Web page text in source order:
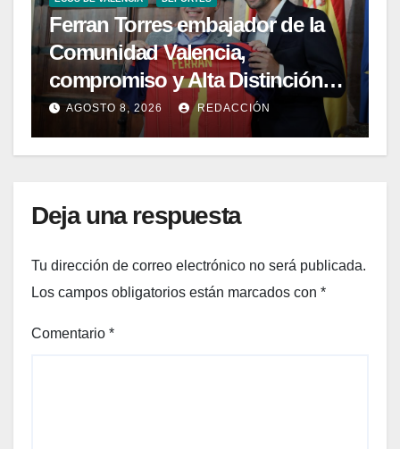
Ferran Torres embajador de la
Comunidad Valencia,
compromiso y Alta Distinción
del 9 d’Octubre
AGOSTO 8, 2026 REDACCIÓN
Deja una respuesta
Tu dirección de correo electrónico no será publicada.
Los campos obligatorios están marcados con *
Comentario *